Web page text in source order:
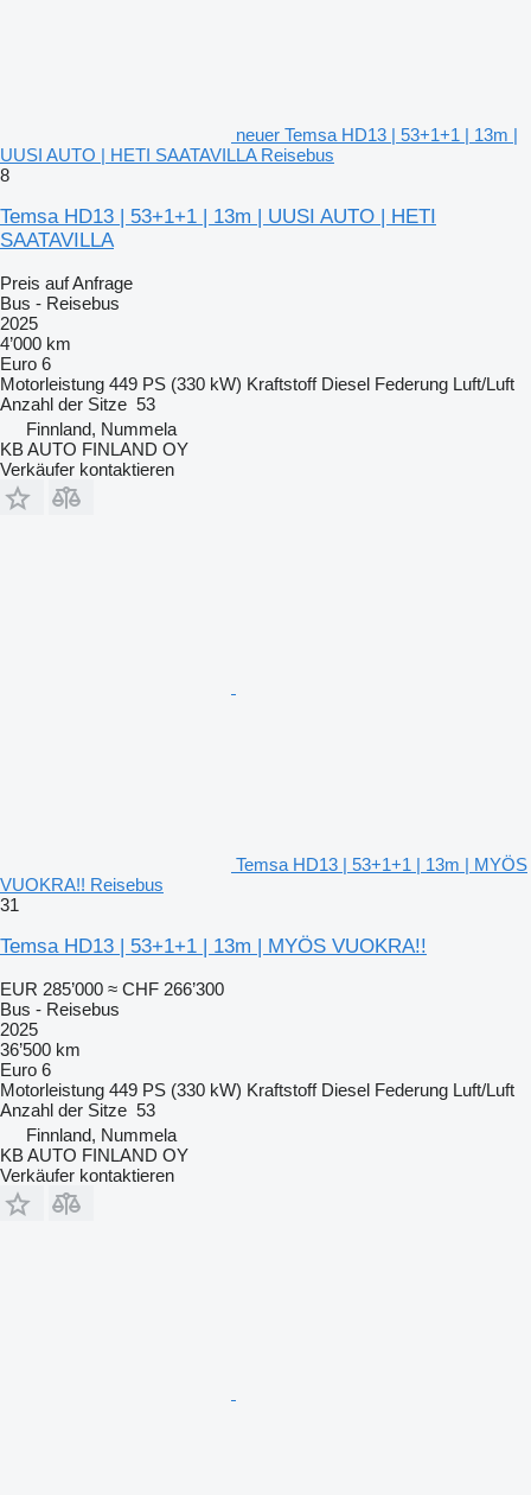
neuer Temsa HD13 | 53+1+1 | 13m |
UUSI AUTO | HETI SAATAVILLA Reisebus
8
Temsa HD13 | 53+1+1 | 13m | UUSI AUTO | HETI
SAATAVILLA
Preis auf Anfrage
Bus - Reisebus
2025
4’000 km
Euro 6
Motorleistung 449 PS (330 kW) Kraftstoff Diesel Federung Luft/Luft
Anzahl der Sitze 53
Finnland, Nummela
KB AUTO FINLAND OY
Verkäufer kontaktieren
Temsa HD13 | 53+1+1 | 13m | MYÖS
VUOKRA!! Reisebus
31
Temsa HD13 | 53+1+1 | 13m | MYÖS VUOKRA!!
EUR 285’000 ≈ CHF 266’300
Bus - Reisebus
2025
36’500 km
Euro 6
Motorleistung 449 PS (330 kW) Kraftstoff Diesel Federung Luft/Luft
Anzahl der Sitze 53
Finnland, Nummela
KB AUTO FINLAND OY
Verkäufer kontaktieren